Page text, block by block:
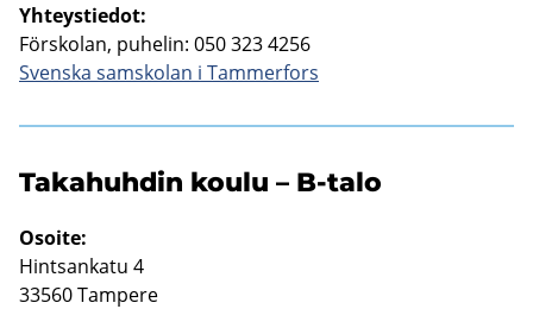
Yh­teys­tie­dot:
Förs­ko­lan, pu­he­lin: 050 323 4256
Svens­ka sams­ko­lan i Tam­mer­fors
Ta­ka­huh­din koulu – B-​talo
Osoi­te:
Hint­san­ka­tu 4
33560 Tam­pe­re